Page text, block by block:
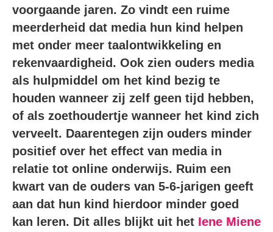
voorgaande jaren. Zo vindt een ruime
meerderheid dat media hun kind helpen
met onder meer taalontwikkeling en
rekenvaardigheid. Ook zien ouders media
als hulpmiddel om het kind bezig te
houden wanneer zij zelf geen tijd hebben,
of als zoethoudertje wanneer het kind zich
verveelt. Daarentegen zijn ouders minder
positief over het effect van media in
relatie tot online onderwijs. Ruim een
kwart van de ouders van 5-6-jarigen geeft
aan dat hun kind hierdoor minder goed
kan leren. Dit alles blijkt uit het Iene Miene